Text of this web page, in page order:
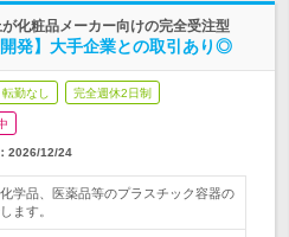
化粧品メーカー向けの完全受注型
発】大手企業との取引あり◎
転勤なし 完全週休2日制
2026/12/24
学品、医薬品等のプラスチック容器の
ます。